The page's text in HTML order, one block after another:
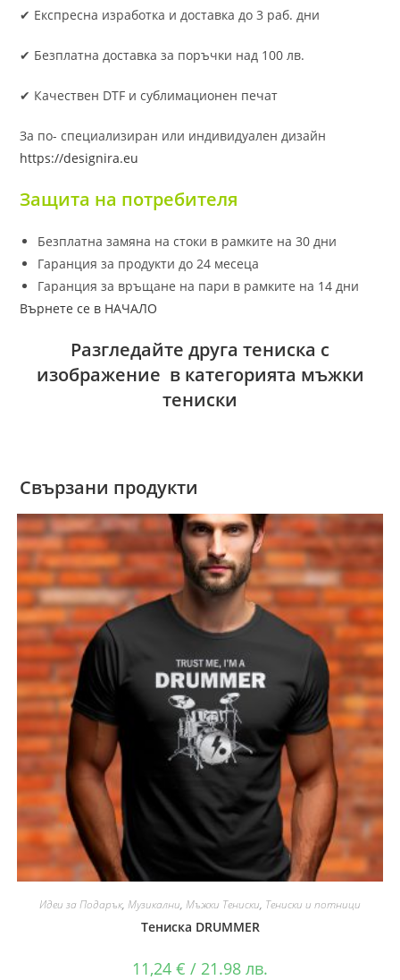
✔ Експресна изработка и доставка до 3 раб. дни
✔ Безплатна доставка за поръчки над 100 лв.
✔ Качествен DTF и сублимационен печат
За по- специализиран или индивидуален дизайн
https://designira.eu
Защита на потребителя
Безплатна замяна на стоки в рамките на 30 дни
Гаранция за продукти до 24 месеца
Гаранция за връщане на пари в рамките на 14 дни
Върнете се в НАЧАЛО
Разгледайте друга тениска с
изображение в категорията мъжки
тениски
Свързани продукти
Идеи за Подарък, Музикални, Мъжки Тениски, Тениски и потници
Тениска DRUMMER
11,24 € / 21.98 лв.